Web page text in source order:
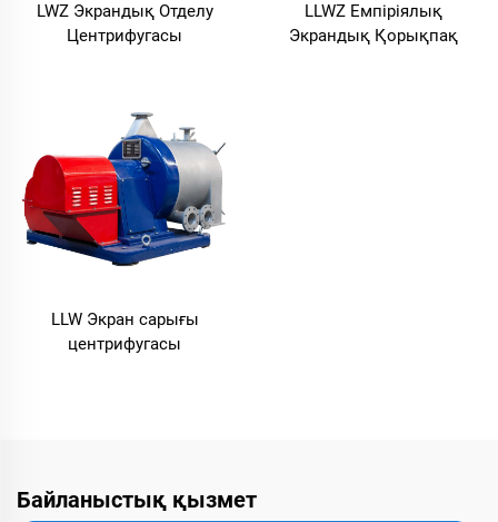
LWZ Экрандық Отделу
Центрифугасы
LLWZ Емпіріялық
Экрандық Қорықпақ
LLW Экран сарығы
центрифугасы
Байланыстық қызмет